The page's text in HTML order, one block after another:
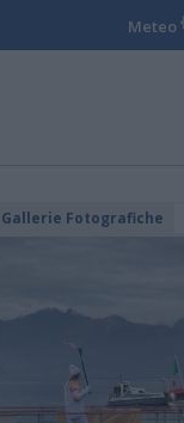
Meteo
Gallerie Fotografiche